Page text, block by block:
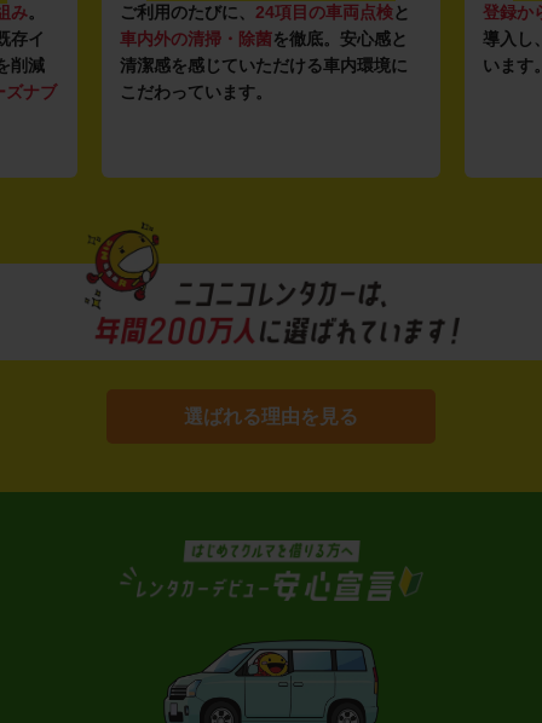
み。
存イ
削減
ズナブ
ご利用のたびに、 24項目の車両点検と
車内外の清掃・除菌を徹底。安心感と
清潔感を感じていただける車内環境に
こだわっています。
登録か
導入し
います
選ばれる理由を見る